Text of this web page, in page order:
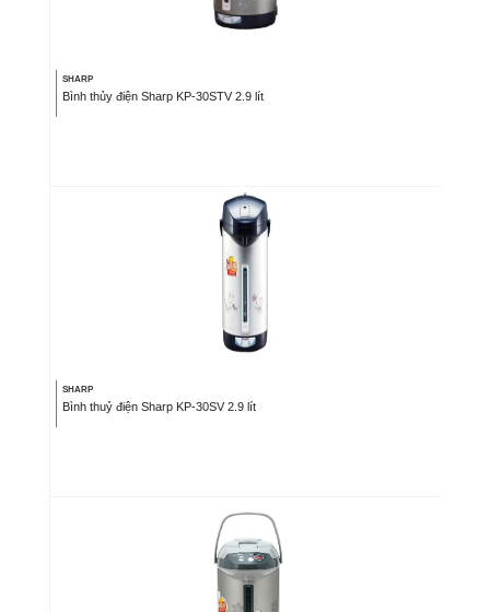
SHARP
Bình thủy điện Sharp KP-30STV 2.9 lít
SHARP
Bình thuỷ điện Sharp KP-30SV 2.9 lít